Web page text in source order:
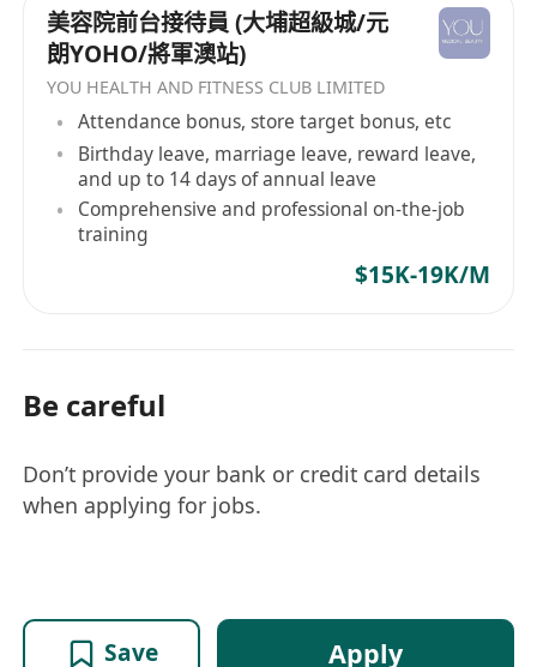
美容院前台接待員 (大埔超級城/元
朗YOHO/將軍澳站)
YOU HEALTH AND FITNESS CLUB LIMITED
Attendance bonus, store target bonus, etc
Birthday leave, marriage leave, reward leave,
and up to 14 days of annual leave
Comprehensive and professional on-the-job
training
$15K-19K/M
Be careful
Don’t provide your bank or credit card details
when applying for jobs.
Save Apply